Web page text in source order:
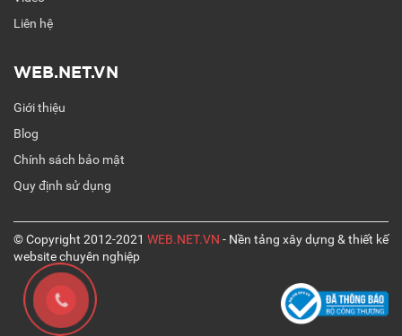
Liên hệ
WEB.NET.VN
Giới thiệu
Blog
Chính sách bảo mật
Quy định sử dụng
© Copyright 2012-2021 WEB.NET.VN - Nền tảng xây dựng & thiết kế
website chuyên nghiệp